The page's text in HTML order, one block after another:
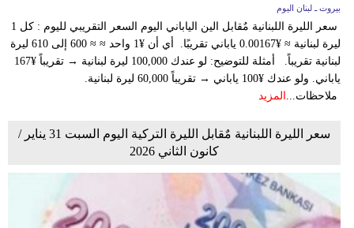
بيروت ـ لبنان اليوم
سعر الليرة اللبنانية مٌقابل الين الياباني اليوم السعر التقريبي لليوم : كل 1
ليرة لبنانية ≈ ¥0.00167 ياباني تقريبًا. أي أن ¥1 واحد ≈ ≈ 600 إلى 610 ليرة
لبنانية تقريباً. أمثلة للتوضيح: لو عندك 100,000 ليرة لبنانية → تقريباً ¥167
ياباني. ولو عندك ¥100 ياباني → تقريباً 60,000 ليرة لبنانية.
ملاحظات...
المزيد
سعر الليرة اللبنانية مٌقابل الليرة التركية اليوم السبت 31 يناير /
كانون الثاني 2026